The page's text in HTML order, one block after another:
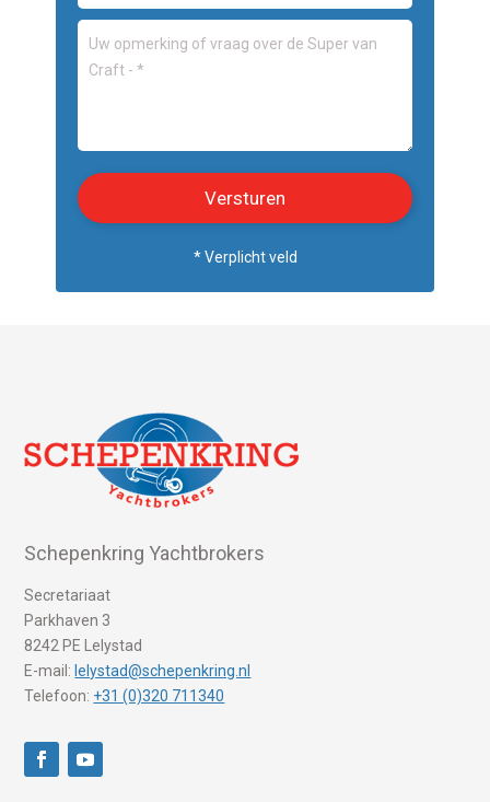
* Verplicht veld
Schepenkring Yachtbrokers
Secretariaat
Parkhaven 3
8242 PE Lelystad
E-mail: lelystad@schepenkring.nl
Telefoon: +31 (0)320 711340